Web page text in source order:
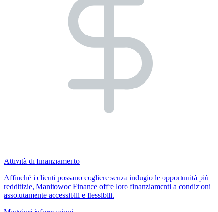
Attività di finanziamento
Affinché i clienti possano cogliere senza indugio le opportunità più
redditizie, Manitowoc Finance offre loro finanziamenti a condizioni
assolutamente accessibili e flessibili.